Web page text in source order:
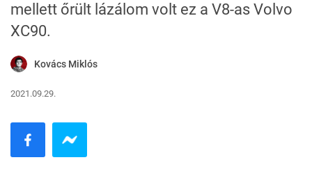
mellett őrült lázálom volt ez a V8-as Volvo
XC90.
Kovács Miklós
2021.09.29.